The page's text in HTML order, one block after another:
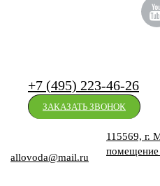
+7 (495) 223-46-26
ЗАКАЗАТЬ ЗВОНОК
115569, г.
allovoda@mail.ru